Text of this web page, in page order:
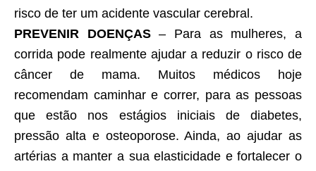
risco de ter um acidente vascular cerebral.
PREVENIR DOENÇAS– Para as mulheres, a
corrida pode realmente ajudar a reduzir o risco de
câncer de mama. Muitos médicos hoje
recomendam caminhar e correr, para as pessoas
que estão nos estágios iniciais de diabetes,
pressão alta e osteoporose. Ainda, ao ajudar as
artérias a manter a sua elasticidade e fortalecer o